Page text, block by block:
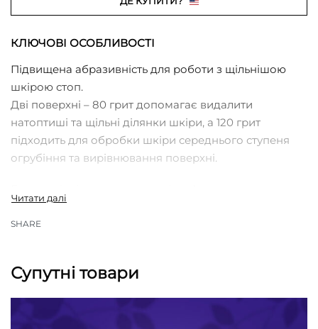
КЛЮЧОВІ ОСОБЛИВОСТІ
Підвищена абразивність для роботи з щільнішою
шкірою стоп.
Дві поверхні – 80 грит допомагає видалити
натоптиші та щільні ділянки шкіри, а 120 грит
підходить для обробки шкіри середнього ступеня
огрубіння та вирівнювання поверхні.
Опукла та увігнута форми робочої поверхні
дозволяють точно працювати з різними зонами
Мінімальне напруження при домашньому педикюрі,
зручність для регулярного догляду.
SHARE
Супутні товари